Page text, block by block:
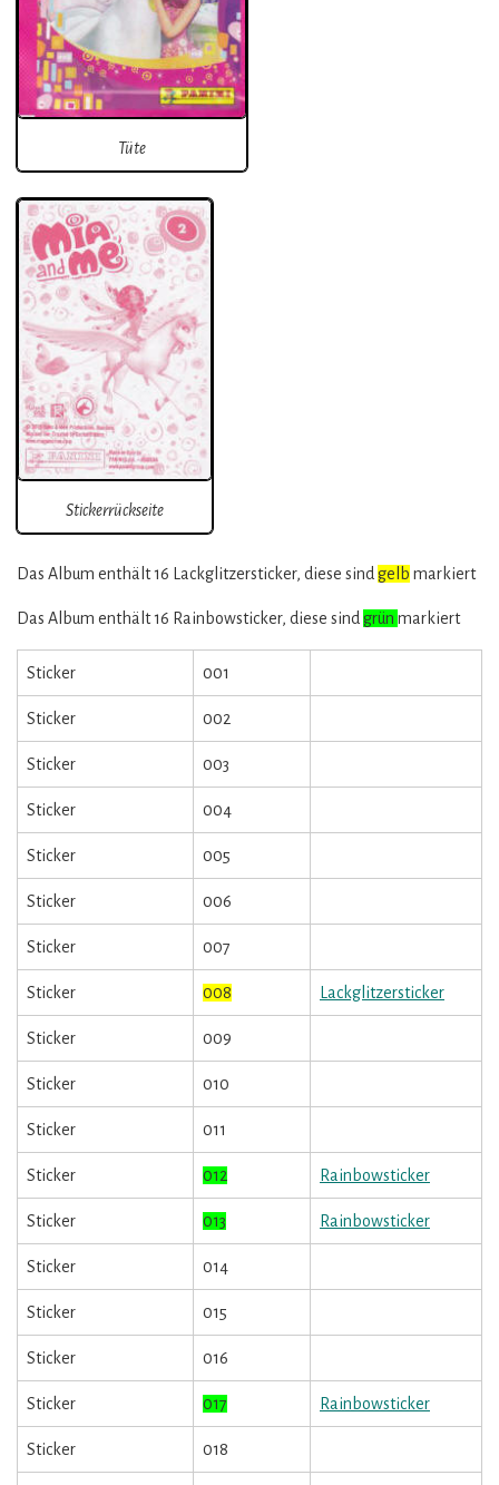
Tüte
Stickerrückseite
Das Album enthält 16 Lackglitzersticker, diese sindgelb markiert
Das Album enthält 16 Rainbowsticker, diese sindgrün markiert
Sticker 001
Sticker 002
Sticker 003
Sticker 004
Sticker 005
Sticker 006
Sticker 007
Sticker 008 Lackglitzersticker
Sticker 009
Sticker 010
Sticker 011
Sticker 012 Rainbowsticker
Sticker 013 Rainbowsticker
Sticker 014
Sticker 015
Sticker 016
Sticker 017 Rainbowsticker
Sticker 018